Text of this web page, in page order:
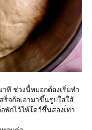
ที ช่วงนี้หมอกต้องเริ่มทำ
ร็จก้อเอามาขึ้นรูปใส่ใส้
พักไว้ให้โดว์ขึ้นสองเ่ท่า